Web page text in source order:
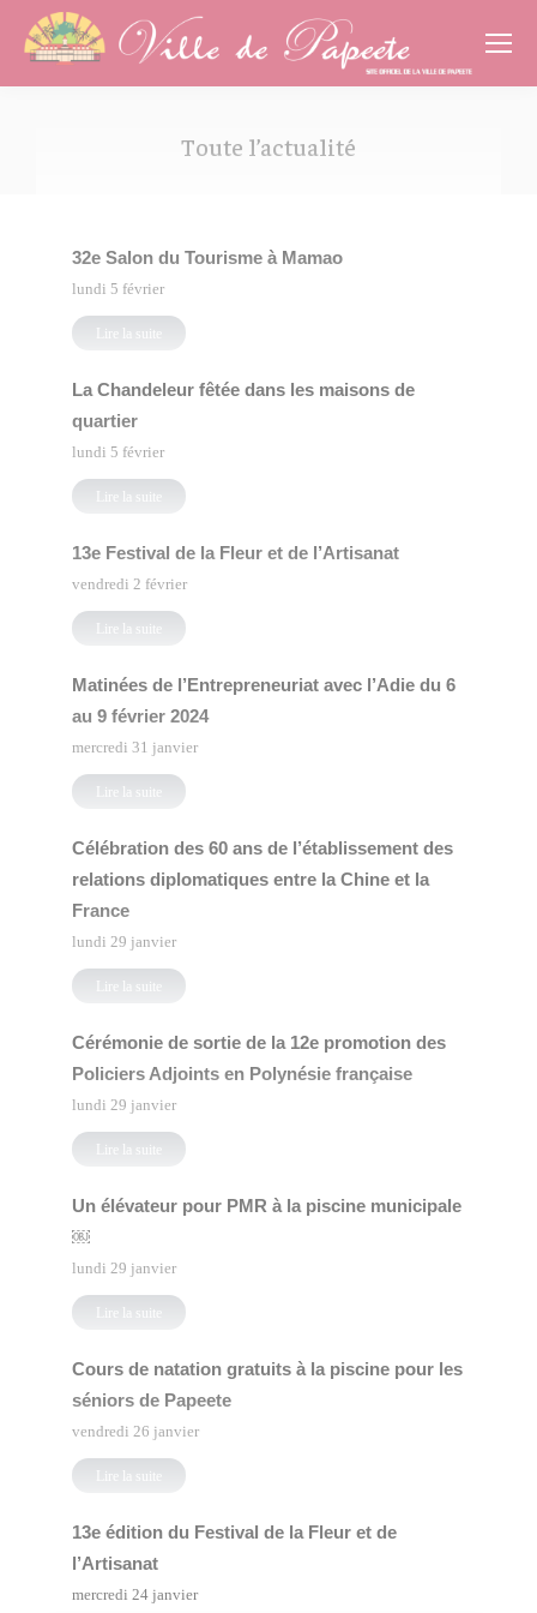
Toute l’actualité
32e Salon du Tourisme à Mamao
lundi 5 février
Lire la suite
La Chandeleur fêtée dans les maisons de
quartier
lundi 5 février
Lire la suite
13e Festival de la Fleur et de l’Artisanat
vendredi 2 février
Lire la suite
Matinées de l’Entrepreneuriat avec l’Adie du 6
au 9 février 2024
mercredi 31 janvier
Lire la suite
Célébration des 60 ans de l’établissement des
relations diplomatiques entre la Chine et la
France
lundi 29 janvier
Lire la suite
Cérémonie de sortie de la 12e promotion des
Policiers Adjoints en Polynésie française
lundi 29 janvier
Lire la suite
Un élévateur pour PMR à la piscine municipale
￼
lundi 29 janvier
Lire la suite
Cours de natation gratuits à la piscine pour les
séniors de Papeete
vendredi 26 janvier
Lire la suite
13e édition du Festival de la Fleur et de
l’Artisanat
mercredi 24 janvier
Cookies management panel